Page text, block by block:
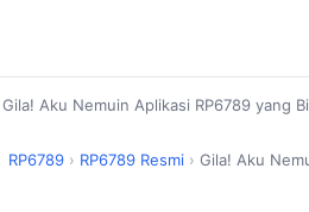
Gila! Aku Nemuin Aplikasi RP6789 yang
RP6789 › RP6789 Resmi › Gila! Aku